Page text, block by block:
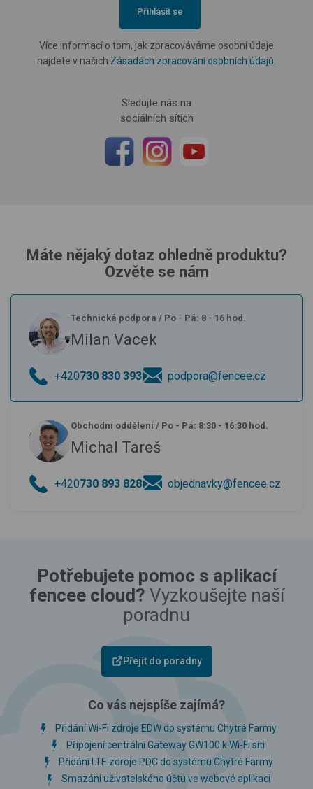
Přihlásit se
Více informací o tom, jak zpracováváme osobní údaje
najdete v našich Zásadách zpracování osobních údajů
Sledujte nás na
sociálních sítích
Máte nějaký dotaz ohledně produktu?
Ozvěte se nám
Technická podpora / Po - Pá: 8 - 16 hod.
Milan Vacek
+420730 830 393 podpora@fencee.cz
Obchodní oddělení / Po - Pá: 8:30 - 16:30 hod.
Michal Tareš
+420730 893 828 objednavky@fencee.cz
Potřebujete pomoc s aplikací
fencee cloud? Vyzkoušejte naší
poradnu
Přejít do poradny
Co vás nejspíše zajímá?
Přidání Wi-Fi zdroje EDW do systému Chytré Farmy
Připojení centrální Gateway GW100 k Wi-Fi síti
Přidání LTE zdroje PDC do systému Chytré Farmy
Smazání uživatelského účtu ve webové aplikaci